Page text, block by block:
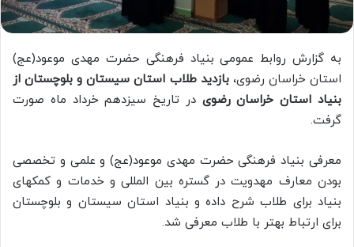
به گزارش روابط عمومی بنیاد فرهنگی حضرت مهدی موعود(عج)
استان خراسان رضوی،بازدید طلاب استان سیستان و بلوچستان از
بنیاد استان خراسان رضوی در تاریخ سیزدهم خرداد ماه صورت
گرفت.
معرفی بنیاد فرهنگی حضرت مهدی موعود(عج) و علمی و تخصصی
بودن معارف مهدویت در گستره بین المللی و خدمات و کمکهای
بنیاد برای طلاب شرح داده و بنیاد استان سیستان و بلوچستان
برای ارتباط بهتر با طلاب معرفی شد.